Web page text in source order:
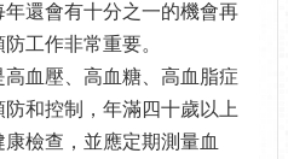
還會有十分之一的機會再
工作非常重要。
血壓、高血糖、高血脂症
和控制，年滿四十歲以上
檢查，並應定期測量血